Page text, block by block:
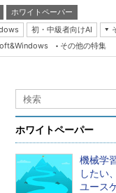
ホワイトペーパー
初・中級者向けAI
Expert
その他の特集
ホワイトペーパー
機械学
したい
ユース